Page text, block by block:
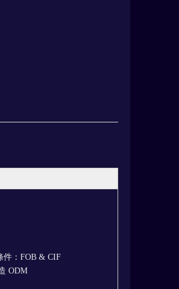
件：FOB & CIF
ODM